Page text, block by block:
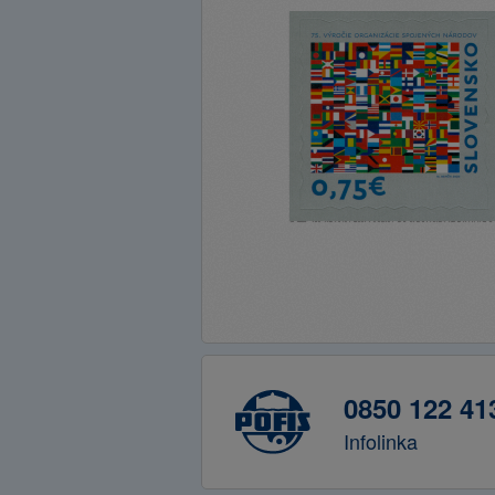
0850 122
Infolinka